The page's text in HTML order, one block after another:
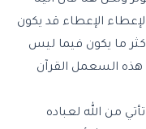
الإعطاء قد يكون
ما يكون فيما ليس
هذه السعمل القرآن
من الله لعباده